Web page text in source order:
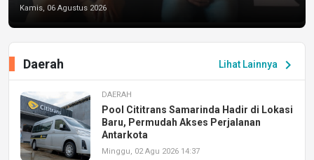
Kamis, 06 Agustus 2026
Lihat Lainnya chevron_right
Daerah
DAERAH
Pool Cititrans Samarinda Hadir di Lokasi
Baru, Permudah Akses Perjalanan
Antarkota
Minggu, 02 Agu 2026 14:37